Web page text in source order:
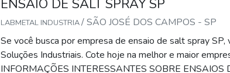
ENSAIO DE SALT SPRAY SP
LABMETAL INDUSTRIA/ SÃO JOSÉ DOS CAMPOS - SP
Se você busca por empresa de ensaio de salt spray SP,
Soluções Industriais. Cote hoje na melhor e maior
INFORMAÇÕES INTERESSANTES SOBRE ENSAIOS